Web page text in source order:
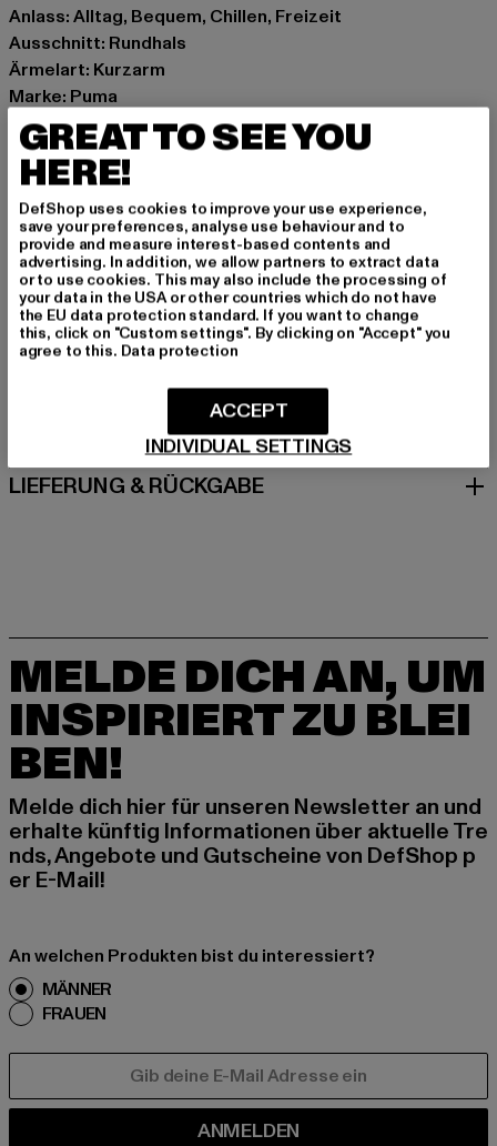
Anlass: Alltag, Bequem, Chillen, Freizeit
Ausschnitt: Rundhals
Ärmelart: Kurzarm
Marke: Puma
Kat.: T-Shirts
Farbe: weiß
Hersteller Farbe: white
Materialzusammensetzung: 100% Baumwolle
Art.Nr: 530561-00220
Hersteller: PUMA Europe GmbH |service@puma.com
PUMA Way 1 | 91074 Herzogenaurach | DE
GRÖSSE & PASSFORM
PFLEGEHINWEISE
LIEFERUNG & RÜCKGABE
MELDE DICH AN, UM
INSPIRIERT ZU BLEI
BEN!
Melde dich hier für unseren Newsletter an und
erhalte künftig Informationen über aktuelle Tre
nds, Angebote und Gutscheine von DefShop p
er E-Mail!
An welchen Produkten bist du interessiert?
MÄNNER
FRAUEN
ANMELDEN
GREAT TO SEE YOU
HERE!
DefShop uses cookies to improve your use experience,
save your preferences, analyse use behaviour and to
provide and measure interest-based contents and
advertising. In addition, we allow partners to extract data
or to use cookies. This may also include the processing of
your data in the USA or other countries which do not have
the EU data protection standard. If you want to change
this, click on "Custom settings". By clicking on "Accept" you
agree to this. Data protection
INDIVIDUAL SETTINGS
ACCEPT